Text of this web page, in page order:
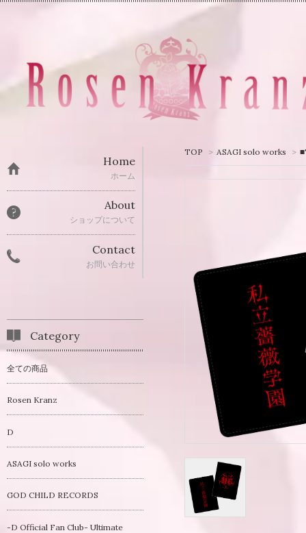
TOP > ASAGI solo works >
Home
ホーム
About
ショップについて
Contact
お問い合わせ
Category
全ての商品
Rosen Kranz
D
ASAGI solo works
GOD CHILD RECORDS
-D Official Fan Club- Ultimate